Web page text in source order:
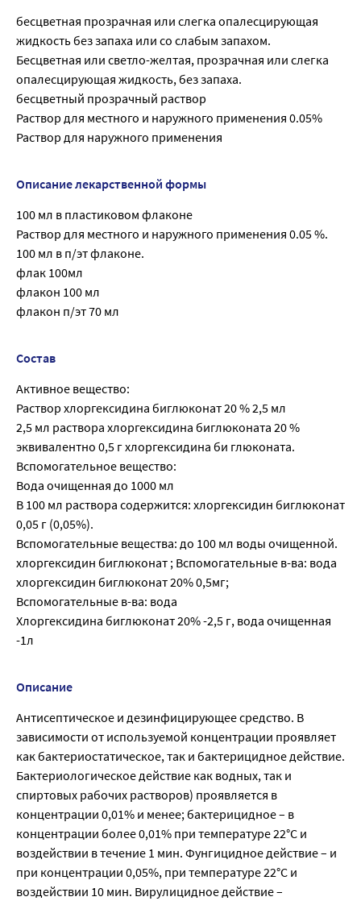
бесцветная прозрачная или слегка опалесцирующая
жидкость без запаха или со слабым запахом.
Бесцветная или светло-желтая, прозрачная или слегка
опалесцирующая жидкость, без запаха.
бесцветный прозрачный раствор
Раствор для местного и наружного применения 0.05%
Раствор для наружного применения
Описание лекарственной формы
100 мл в пластиковом флаконе
Раствор для местного и наружного применения 0.05 %.
100 мл в п/эт флаконе.
флак 100мл
флакон 100 мл
флакон п/эт 70 мл
Состав
Активное вещество:
Раствор хлоргексидина биглюконат 20 % 2,5 мл
2,5 мл раствора хлоргексидина биглюконата 20 %
эквивалентно 0,5 г хлоргексидина би глюконата.
Вспомогательное вещество:
Вода очищенная до 1000 мл
В 100 мл раствора содержится: хлоргексидин биглюконат
0,05 г (0,05%).
Вспомогательные вещества: до 100 мл воды очищенной.
хлоргексидин биглюконат ; Вспомогательные в-ва: вода
хлоргексидин биглюконат 20% 0,5мг;
Вспомогательные в-ва: вода
Хлоргексидина биглюконат 20% -2,5 г, вода очищенная
-1л
Описание
Антисептическое и дезинфицирующее средство. В
зависимости от используемой концентрации проявляет
как бактериостатическое, так и бактерицидное действие.
Бактериологическое действие как водных, так и
спиртовых рабочих растворов) проявляется в
концентрации 0,01% и менее; бактерицидное – в
концентрации более 0,01% при температуре 22°С и
воздействии в течение 1 мин. Фунгицидное действие – и
при концентрации 0,05%, при температуре 22°С и
воздействии 10 мин. Вирулицидное действие –